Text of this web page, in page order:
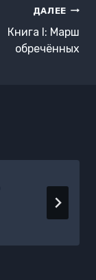
ДАЛЕЕ
Книга I: Марш
обречённых